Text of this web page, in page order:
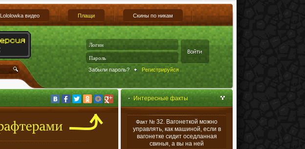
Lololowka видео Плащи Скины по никам
Забыли пароль? Регистрируйся
Интересные факты
Факт № 32. Вагонеткой можно
управлять, как машиной, если в
вагонетке сидит оседланная
свинья, а вы на ней